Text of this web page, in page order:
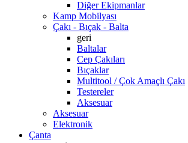
Diğer Ekipmanlar
Kamp Mobilyası
Çakı - Bıçak - Balta
geri
Baltalar
Cep Çakıları
Bıçaklar
Multitool / Çok Amaçlı Çakı
Testereler
Aksesuar
Aksesuar
Elektronik
Çanta